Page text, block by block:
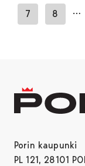
7 8 …
Porin kaupunki
PL 121, 28101